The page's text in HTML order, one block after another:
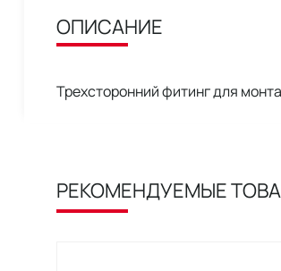
ОПИСАНИЕ
Трехсторонний фитинг для
РЕКОМЕНДУЕМЫЕ